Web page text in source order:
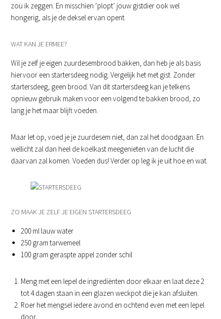
zou ik zeggen. En misschien ‘plopt’ jouw gistdier ook wel
hongerig, als je de deksel ervan opent.
WAT KAN JE ERMEE?
Wil je zelf je eigen zuurdesembrood bakken, dan heb je als basis
hiervoor een startersdeeg nodig. Vergelijk het met gist. Zonder
startersdeeg, geen brood. Van dit startersdeeg kan je telkens
opnieuw gebruik maken voor een volgend te bakken brood, zo
lang je het maar blijft voeden.
Maar let op, voed je je zuurdesem niet, dan zal het doodgaan. En
wellicht zal dan heel de koelkast meegenieten van de lucht die
daarvan zal komen. Voeden dus! Verder op leg ik je uit hoe en wat.
ZO MAAK JE ZELF JE EIGEN STARTERSDEEG
200 ml lauw water
250 gram tarwemeel
100 gram geraspte appel zonder schil
Meng met een lepel de ingrediënten door elkaar en laat deze 2
tot 4 dagen staan in een glazen weckpot die je kan afsluiten.
Roer het mengsel iedere avond en ochtend even met een lepel
door.